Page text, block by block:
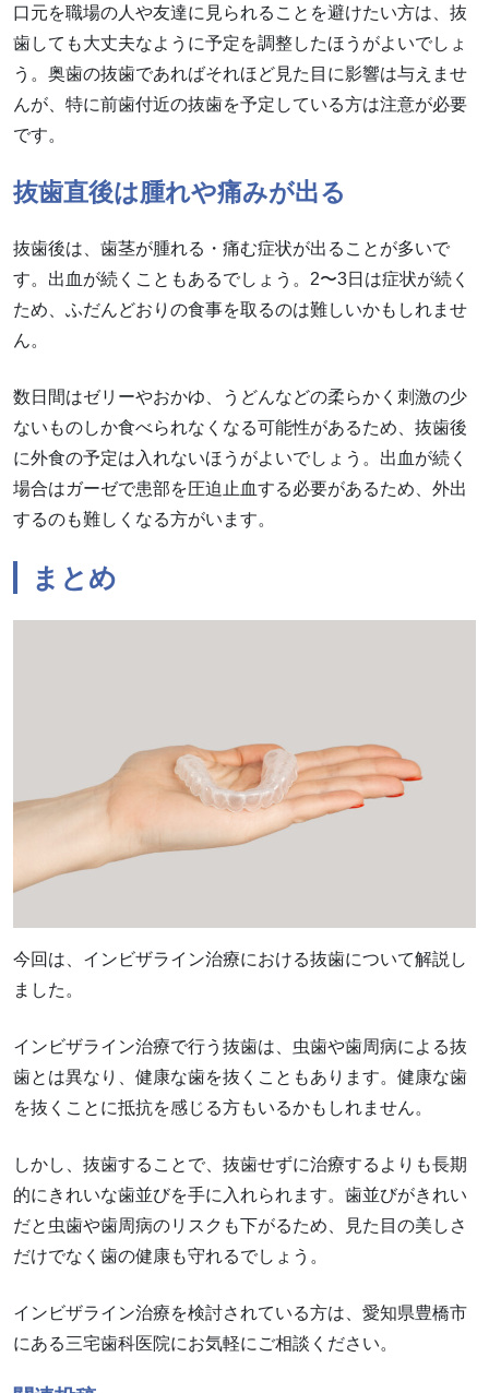
口元を職場の人や友達に見られることを避けたい方は、抜
歯しても大丈夫なように予定を調整したほうがよいでしょ
う。奥歯の抜歯であればそれほど見た目に影響は与えませ
んが、特に前歯付近の抜歯を予定している方は注意が必要
です。
抜歯直後は腫れや痛みが出る
抜歯後は、歯茎が腫れる・痛む症状が出ることが多いで
す。出血が続くこともあるでしょう。2〜3日は症状が続く
ため、ふだんどおりの食事を取るのは難しいかもしれませ
ん。
数日間はゼリーやおかゆ、うどんなどの柔らかく刺激の少
ないものしか食べられなくなる可能性があるため、抜歯後
に外食の予定は入れないほうがよいでしょう。出血が続く
場合はガーゼで患部を圧迫止血する必要があるため、外出
するのも難しくなる方がいます。
まとめ
今回は、インビザライン治療における抜歯について解説し
ました。
インビザライン治療で行う抜歯は、虫歯や歯周病による抜
歯とは異なり、健康な歯を抜くこともあります。健康な歯
を抜くことに抵抗を感じる方もいるかもしれません。
しかし、抜歯することで、抜歯せずに治療するよりも長期
的にきれいな歯並びを手に入れられます。歯並びがきれい
だと虫歯や歯周病のリスクも下がるため、見た目の美しさ
だけでなく歯の健康も守れるでしょう。
インビザライン治療を検討されている方は、愛知県豊橋市
にある三宅歯科医院にお気軽にご相談ください。